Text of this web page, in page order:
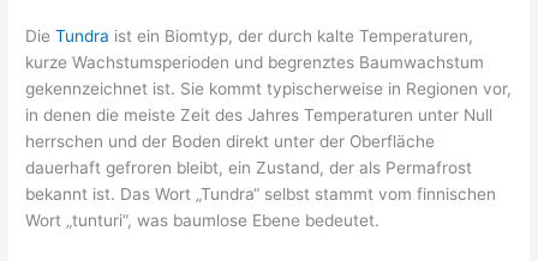
DieTundra ist ein Biomtyp, der durch kalte Temperaturen,
kurze Wachstumsperioden und begrenztes Baumwachstum
gekennzeichnet ist. Sie kommt typischerweise in Regionen vor,
in denen die meiste Zeit des Jahres Temperaturen unter Null
herrschen und der Boden direkt unter der Oberfläche
dauerhaft gefroren bleibt, ein Zustand, der als Permafrost
bekannt ist. Das Wort „Tundra“ selbst stammt vom finnischen
Wort „tunturi“, was baumlose Ebene bedeutet.